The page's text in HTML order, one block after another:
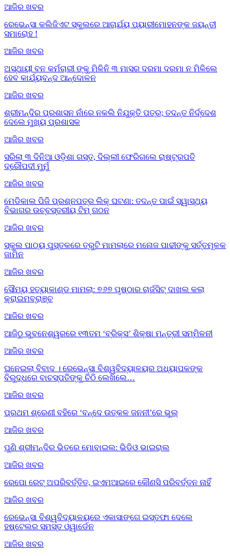
ଆଜିର ଖବର
ରେଭେନ୍ସା କଲିଜିଏଟ ସ୍କୁଲରେ ଆଚାର୍ଯ୍ୟ ପ୍ୟାରୀମୋହନଙ୍କ ଜୟନ୍ତୀ
ସମାରୋହ !
ଆଜିର ଖବର
ଅସ୍ଥାୟୀ ବନ କର୍ମଚାରୀ ଙ୍କୁ ମିଳିନି ୩ ମାସର ଦରମା ଦରମା ନ ମିଳିଲେ
ହେବ କାର୍ଯ୍ୟବନ୍ଦ ଆନ୍ଦୋଳନ
ଆଜିର ଖବର
ଶ୍ରୀମନ୍ଦିର ପ୍ରଶାସନ ନାଁରେ ନକଲି ନିଯୁକ୍ତି ପତ୍ର; ତଦନ୍ତ ନିର୍ଦ୍ଦେଶ
ଦେଲେ ମୁଖ୍ୟ ପ୍ରଶାସକ
ଆଜିର ଖବର
ସରିଲା ୩ ଦିନିଆ ଓଡ଼ିଶା ଗସ୍ତ, ଦିଲ୍ଲୀ ଫେରିଗଲେ ରାଷ୍ଟ୍ରପତି
ଦ୍ରୌପଦୀ ମୁର୍ମୁ
ଆଜିର ଖବର
ମେଡିକାଲ ପିଜି ପ୍ରଶ୍ନପତ୍ର ଲିକ୍ ଘଟଣା: ତଦନ୍ତ ପାଇଁ ସ୍ୱାସ୍ଥ୍ୟ
ବିଭାଗର ଉଚ୍ଚସ୍ତରୀୟ ଟିମ୍ ଗଠନ
ଆଜିର ଖବର
ସ୍କୁଲ ପାଠ୍ୟ ପୁସ୍ତକରେ ତ୍ରୁଟି ମାମଲାରେ ମନୋଜ ପାଢୀଙ୍କୁ ସର୍ତ୍ତମୂଳକ
ଜାମିନ
ଆଜିର ଖବର
ସୌମ୍ୟ ହତ୍ୟାକାଣ୍ଡ ମାମଲା: ୭୬୭ ପୃଷ୍ଠାର ଚାର୍ଜସିଟ୍ ଦାଖଲ କଲା
କ୍ରାଇମବ୍ରାଞ୍ଚ
ଆଜିର ଖବର
ଆଜିଠୁ ଭୁବନେଶ୍ୱରରେ ୧୩ତମ ‘ବ୍ରିକ୍ସ’ ଶିକ୍ଷା ମନ୍ତ୍ରୀ ସମ୍ମିଳନୀ
ଆଜିର ଖବର
ଘନେଇଲା ବିବାଦ । ରେଭେନ୍ସା ବିଶ୍ୱବିଦ୍ୟାଳୟର ଅଧ୍ୟାପକଙ୍କ
ବିରୁଦ୍ଧରେ ବାଚସ୍ପତିଙ୍କୁ ଚିଠି ଲେଖିଲେ…
ଆଜିର ଖବର
ପ୍ରଥମ ଶ୍ରେଣୀ ବହିରେ ‘ବନ୍ଦେ ଉତ୍କଳ ଜନନୀ’ରେ ଭୁଲ୍‌
ଆଜିର ଖବର
ପୁଣି ଶ୍ରୀମନ୍ଦିର ଭିତରେ ମୋବାଇଲ: ଭିଡିଓ ଭାଇରାଲ
ଆଜିର ଖବର
ରେପୋ ରେଟ୍ ଅପରିବର୍ତ୍ତିତ, ଇଏମଆଇରେ କୌଣସି ପରିବର୍ତ୍ତନ ନାହିଁ
ଆଜିର ଖବର
ରେଭେନ୍ସା ବିଶ୍ୱବିଦ୍ୟାଳୟରେ ଏକାସାଙ୍ଗେ ଇସ୍ତଫା ଦେଲେ
ହଷ୍ଟେଲର ସମସ୍ତ ଓ୍ୱାର୍ଡେନ
ଆଜିର ଖବର